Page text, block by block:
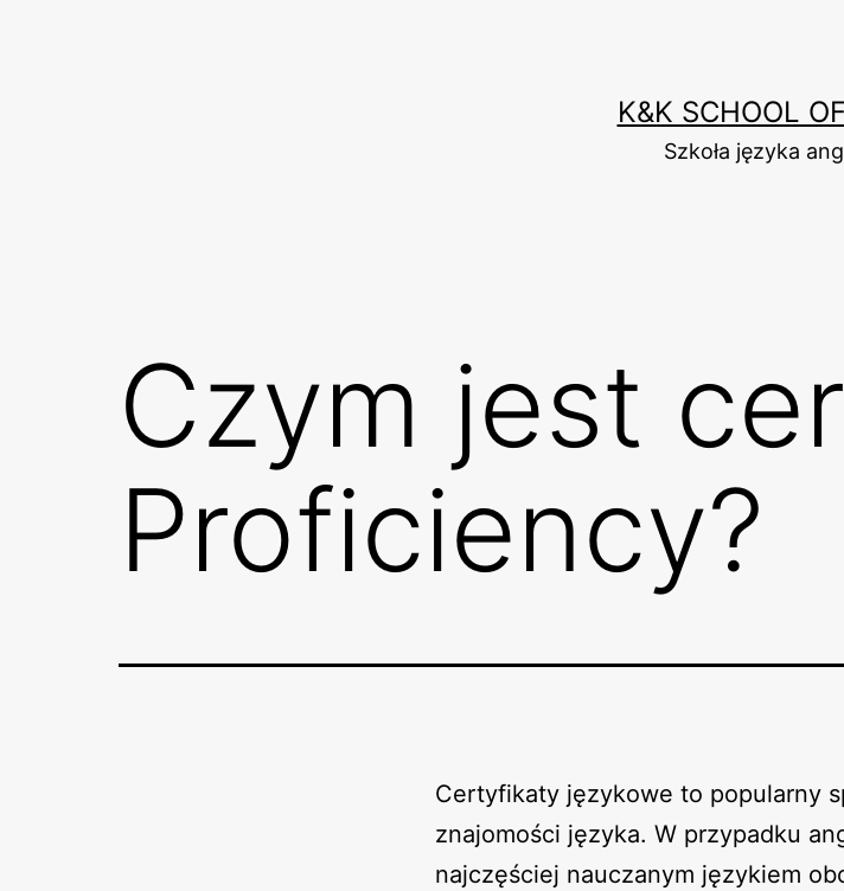
K&K SCHOOL
Szkoła języka
Czym jest
Proficiency?
Certyfikaty językowe to popularny
znajomości języka. W przypadku
najczęściej nauczanym językiem